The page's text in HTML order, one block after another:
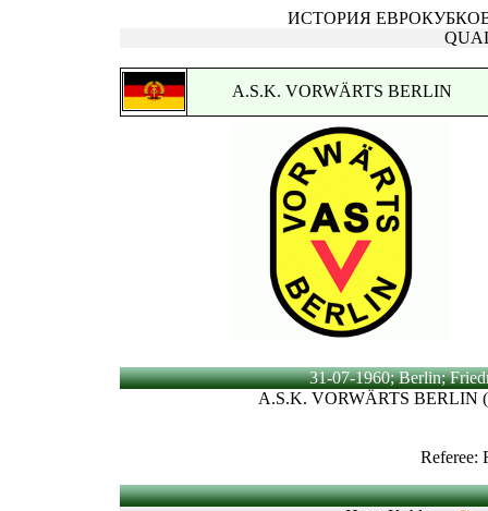
ИСТОРИЯ ЕВРОКУБКОВ |
A.S.K. VORWÄRTS BERLIN
31-07-1960; Berlin;
A.S.K. VORWÄRTS BERLIN
Referee: